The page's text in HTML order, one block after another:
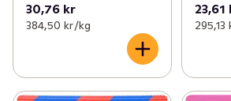
30,76 kr
384,50 kr /kg
23,61
295,13